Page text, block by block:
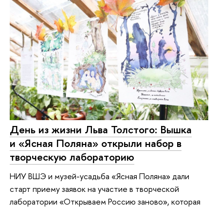
День из жизни Льва Толстого: Вышка
и «Ясная Поляна» открыли набор в
творческую лабораторию
НИУ ВШЭ и музей-усадьба «Ясная Поляна» дали
старт приему заявок на участие в творческой
лаборатории «Открываем Россию заново», которая